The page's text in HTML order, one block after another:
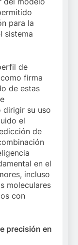
para la
sistema
de
firma
de estas
dirigir su uso
el
de
en el
incluso
moleculares
con
precisión en